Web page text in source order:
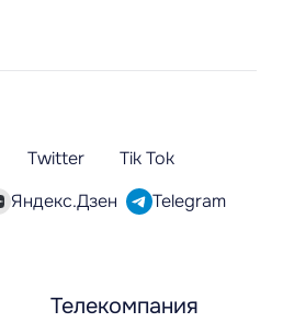
Телекомпания
Twitter
Tik Tok
Яндекс.Дзен
Telegram